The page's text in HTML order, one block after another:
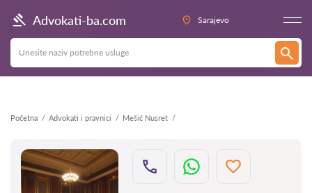
Advokati-ba.com Sarajevo
Početna Advokati i pravnici Mešić Nusret
Nazad